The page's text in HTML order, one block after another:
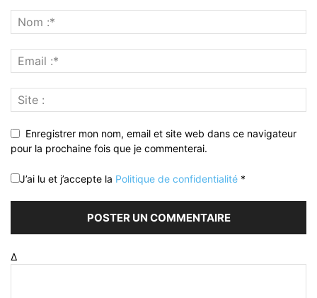
Enregistrer mon nom, email et site web dans ce navigateur
pour la prochaine fois que je commenterai.
J’ai lu et j’accepte la Politique de confidentialité *
Δ